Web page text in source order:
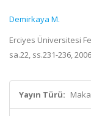
Demirkaya M.
Erciyes Üniversitesi
sa.22, ss.231-236,
Yayın Türü: